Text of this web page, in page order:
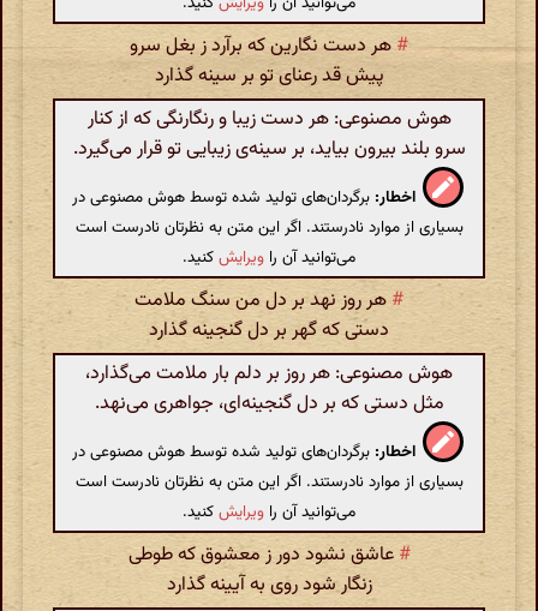
# هر دست نگارین که برآرد ز بغل سرو
پیش قد رعنای تو بر سینه گذارد
هوش مصنوعی: هر دست زیبا و رنگارنگی که از کنار
سرو بلند بیرون بیاید، بر سینه‌ی زیبایی تو قرار می‌گیرد.
اخطار: برگردان‌های تولید شده توسط هوش مصنوعی در
بسیاری از موارد نادرستند. اگر این متن به نظرتان نادرست است
می‌توانید آن را ویرایشکنید.
# هر روز نهد بر دل من سنگ ملامت
دستی که گهر بر دل گنجینه گذارد
هوش مصنوعی: هر روز بر دلم بار ملامت می‌گذارد،
مثل دستی که بر دل گنجینه‌ای، جواهری می‌نهد.
اخطار: برگردان‌های تولید شده توسط هوش مصنوعی در
بسیاری از موارد نادرستند. اگر این متن به نظرتان نادرست است
می‌توانید آن را ویرایشکنید.
# عاشق نشود دور ز معشوق که طوطی
زنگار شود روی به آیینه گذارد